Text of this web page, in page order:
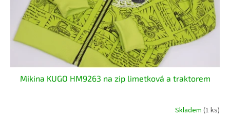
Mikina KUGO HM9263 na zip limetková a traktorem
Skladem (1 ks)